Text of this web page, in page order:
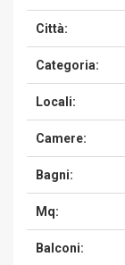
Città:
Categoria:
Locali:
Camere:
Bagni:
Mq:
Balconi: